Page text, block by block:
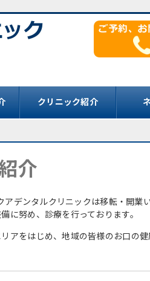
クリニック紹介
介
アデンタルクリニックは移転・開業
に努め、診療を行っております。
アをはじめ、地域の皆様のお口の